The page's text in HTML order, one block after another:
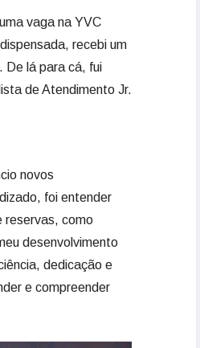
vaga na YVC
recebi um
De lá para cá, fui
de Atendimento Jr.
novos
foi entender
reservas, como
desenvolvimento
dedicação e
e compreender